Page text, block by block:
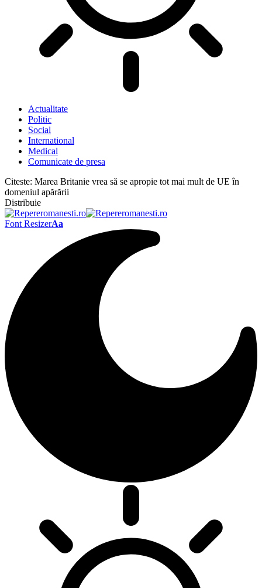
Actualitate
Politic
Social
International
Medical
Comunicate de presa
Citeste: Marea Britanie vrea să se apropie tot mai mult de UE în
domeniul apărării
Distribuie
Font ResizerAa